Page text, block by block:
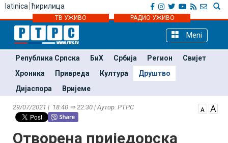
latinica ћирилица
ТВ УЖИВО РАДИО УЖИВО
Meni
Република Српска БиХ Србија Регион
Свијет
Хроника
Привреда Култура
Друштво
Дијаспора
Вријеме
29/07/2021 | 18:40 ⇒ 22:30 | Аутор: РТРС
Отворена приједорска